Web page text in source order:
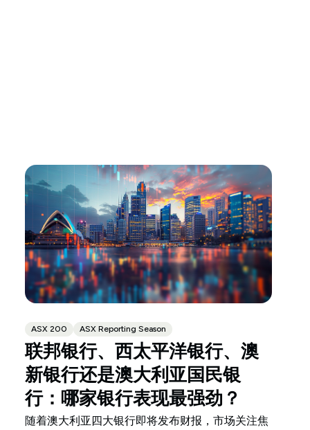
ASX 200 ASX Reporting Season
联邦银行、西太平洋银行、澳
新银行还是澳大利亚国民银
行：哪家银行表现最强劲？
随着澳大利亚四大银行即将发布财报，市场关注焦